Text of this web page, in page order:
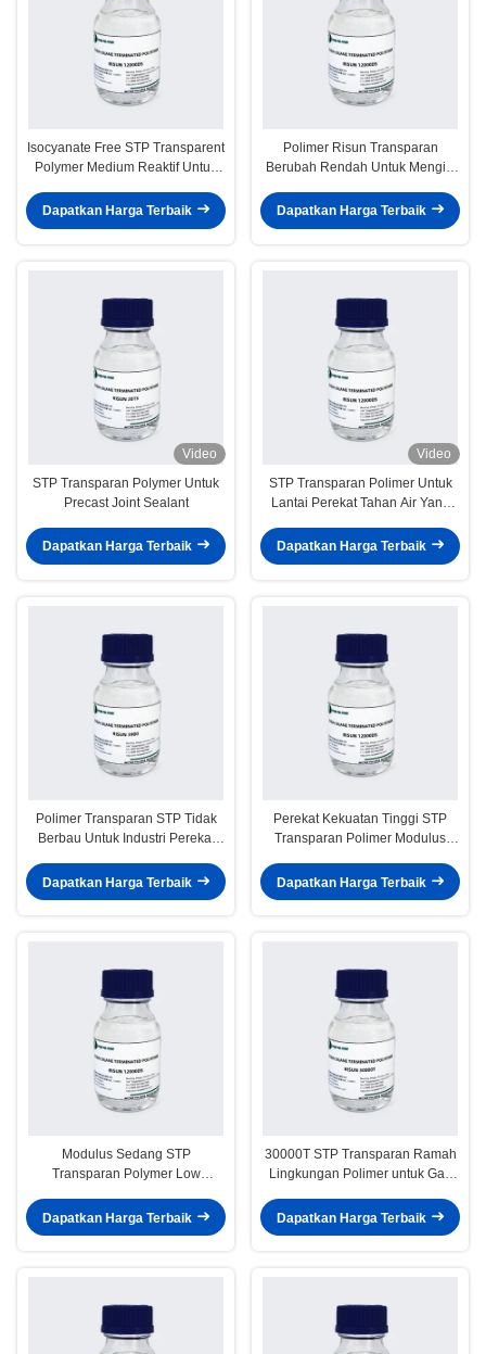
Isocyanate Free STP Transparent
Polymer Medium Reaktif Untuk
Dapatkan Harga Terbaik
Polimer Risun Transparan
Berubah Rendah Untuk Mengisi
Dapatkan Harga Terbaik
Video
STP Transparan Polymer Untuk
Precast Joint Sealant
Dapatkan Harga Terbaik
Video
STP Transparan Polimer Untuk
Lantai Perekat Tahan Air Yang
Dapatkan Harga Terbaik
Polimer Transparan STP Tidak
Berbau Untuk Industri Perekat
Dapatkan Harga Terbaik
Perekat Kekuatan Tinggi STP
Transparan Polimer Modulus
Dapatkan Harga Terbaik
Modulus Sedang STP
Transparan Polymer Low
Dapatkan Harga Terbaik
30000T STP Transparan Ramah
Lingkungan Polimer untuk Gap
Dapatkan Harga Terbaik